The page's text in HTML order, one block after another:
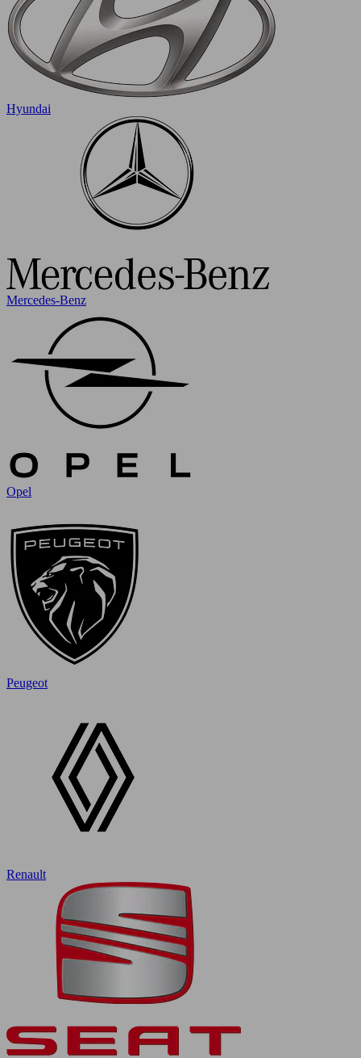
Hyundai
Mercedes-Benz
Opel
Peugeot
Renault